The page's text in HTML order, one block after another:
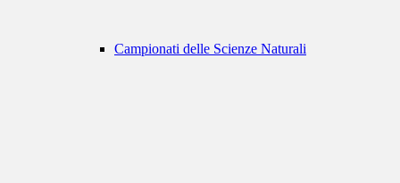
Campionati delle Scienze Naturali